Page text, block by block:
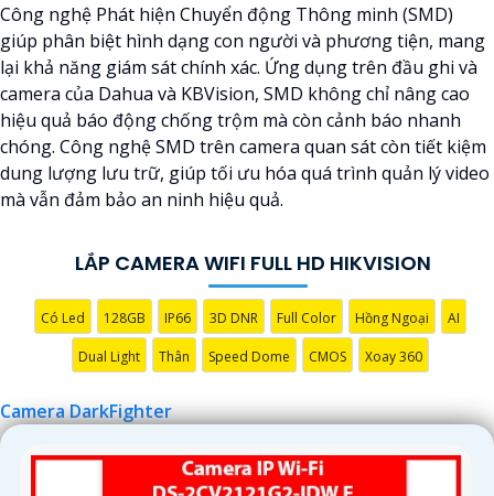
Công nghệ Phát hiện Chuyển động Thông minh (SMD)
giúp phân biệt hình dạng con người và phương tiện, mang
lại khả năng giám sát chính xác. Ứng dụng trên đầu ghi và
camera của Dahua và KBVision, SMD không chỉ nâng cao
hiệu quả báo động chống trộm mà còn cảnh báo nhanh
chóng. Công nghệ SMD trên camera quan sát còn tiết kiệm
dung lượng lưu trữ, giúp tối ưu hóa quá trình quản lý video
mà vẫn đảm bảo an ninh hiệu quả.
LẮP CAMERA WIFI FULL HD HIKVISION
Có Led 128GB IP66 3D DNR Full Color Hồng Ngoại AI
Dual Light Thân Speed Dome CMOS Xoay 360
Camera DarkFighter